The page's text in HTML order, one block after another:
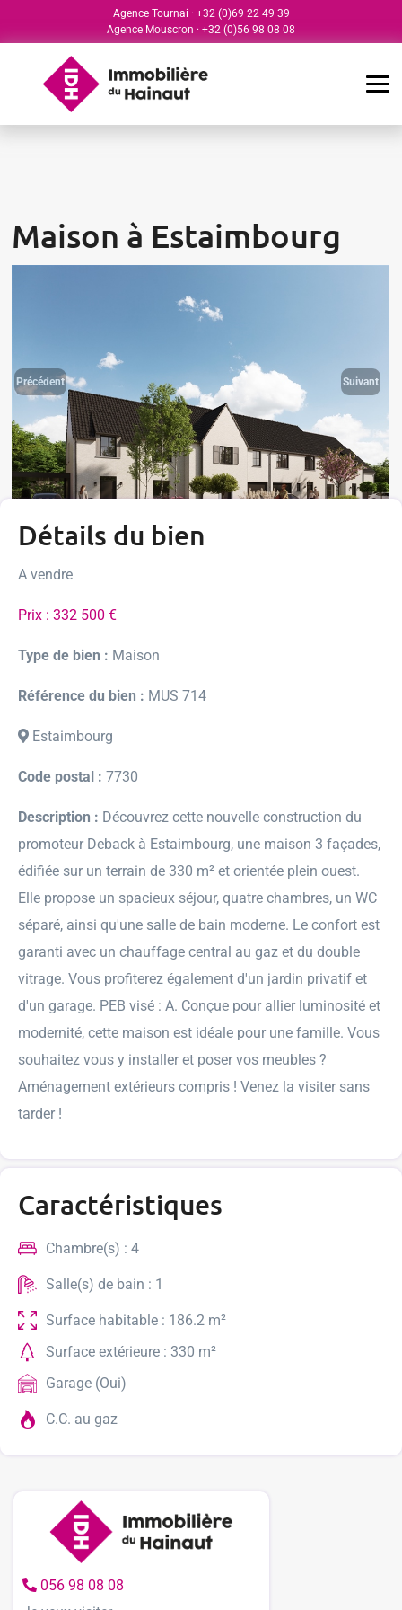
Agence Tournai · +32 (0)69 22 49 39
Agence Mouscron · +32 (0)56 98 08 08
Maison à Estaimbourg
Précédent Suivant
Détails du bien
A vendre
Prix : 332 500 €
Type de bien : Maison
Référence du bien : MUS 714
Estaimbourg
Code postal : 7730
Description : Découvrez cette nouvelle construction du
promoteur Deback à Estaimbourg, une maison 3 façades,
édifiée sur un terrain de 330 m² et orientée plein ouest.
Elle propose un spacieux séjour, quatre chambres, un WC
séparé, ainsi qu'une salle de bain moderne. Le confort est
garanti avec un chauffage central au gaz et du double
vitrage. Vous profiterez également d'un jardin privatif et
d'un garage. PEB visé : A. Conçue pour allier luminosité et
modernité, cette maison est idéale pour une famille. Vous
souhaitez vous y installer et poser vos meubles ?
Aménagement extérieurs compris ! Venez la visiter sans
tarder !
Caractéristiques
Chambre(s) : 4
Salle(s) de bain : 1
Surface habitable : 186.2 m²
Surface extérieure : 330 m²
Garage (Oui)
C.C. au gaz
056 98 08 08